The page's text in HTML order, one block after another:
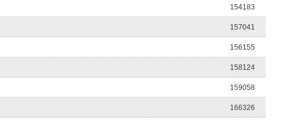
154183
157041
156155
158124
159058
166326